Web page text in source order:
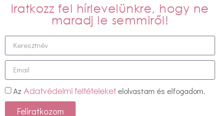
Iratkozz fel hírlevelünkre, hogy ne
maradj le semmiről!
Az Adatvédelmi feltételeket elolvastam és elfogadom.
Feliratkozom